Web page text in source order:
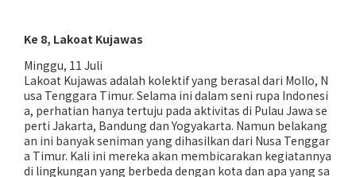
Ke 8, Lakoat Kujawas
Minggu, 11 Juli
Lakoat Kujawas adalah kolektif yang berasal dari Mollo, N
usa Tenggara Timur. Selama ini dalam seni rupa Indonesi
a, perhatian hanya tertuju pada aktivitas di Pulau Jawa se
perti Jakarta, Bandung dan Yogyakarta. Namun belakang
an ini banyak seniman yang dihasilkan dari Nusa Tenggar
a Timur. Kali ini mereka akan membicarakan kegiatannya
di lingkungan yang berbeda dengan kota dan apa yang sa